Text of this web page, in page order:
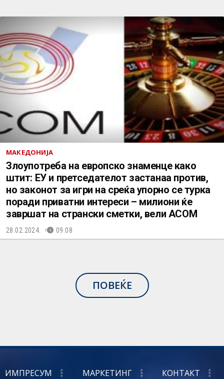
МАКЕДОНИЈА
Злоупотреба на европско знаменце како
штит: ЕУ и претседателот застанаа против,
но законот за игри на среќа упорно се турка
поради приватни интереси – милиони ќе
завршат на странски сметки, вели АСОМ
28.02.2024. 09:08
ПОВЕЌЕ
ИМПРЕСУМ МАРКЕТИНГ КОНТАКТ